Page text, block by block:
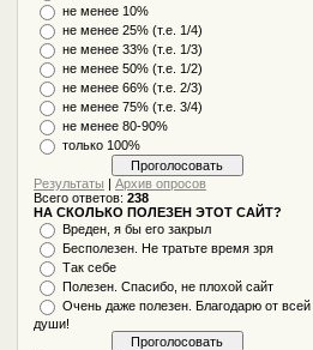
не менее 10%
не менее 25% (т.е. 1/4)
не менее 33% (т.е. 1/3)
не менее 50% (т.е. 1/2)
не менее 66% (т.е. 2/3)
не менее 75% (т.е. 3/4)
не менее 80-90%
только 100%
Результаты |Архив опросов
Всего ответов:238
НА СКОЛЬКО ПОЛЕЗЕН ЭТОТ САЙТ?
Вреден, я бы его закрыл
Бесполезен. Не тратьте время зря
Так себе
Полезен. Спасибо, не плохой сайт
Очень даже полезен. Благодарю от всей
души!